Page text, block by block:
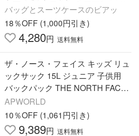
グ 軽い 通学 学童 塾 おしゃれ かわ
いい お祝い A4 JollyDeux
バッグとスーツケースのビアッ
18％OFF (1,000円引き)
4,280円 送料無料
ザ・ノース・フェイス キッズ リュ
ックサック 15L ジュニア 子供用
バックパック THE NORTH FACE
スモールデイ ブランド デイパック
キッズバッグ /NMJ72360
APWORLD
10％OFF (1,061円引き)
9,389円 送料無料